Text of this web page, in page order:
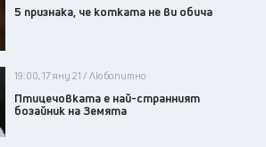
5 признака, че котката не ви обича
19:00, 17 яну 21 / Любопитно
Птицечовката е най-странният
бозайник на Земята